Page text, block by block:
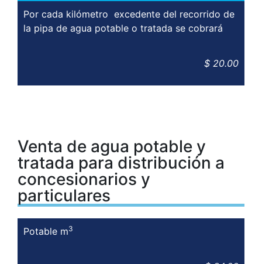
Por cada kilómetro excedente del recorrido de
la pipa de agua potable o tratada se cobrará
$ 20.00
Venta de agua potable y
tratada para distribución a
concesionarios y
particulares
Potable m3